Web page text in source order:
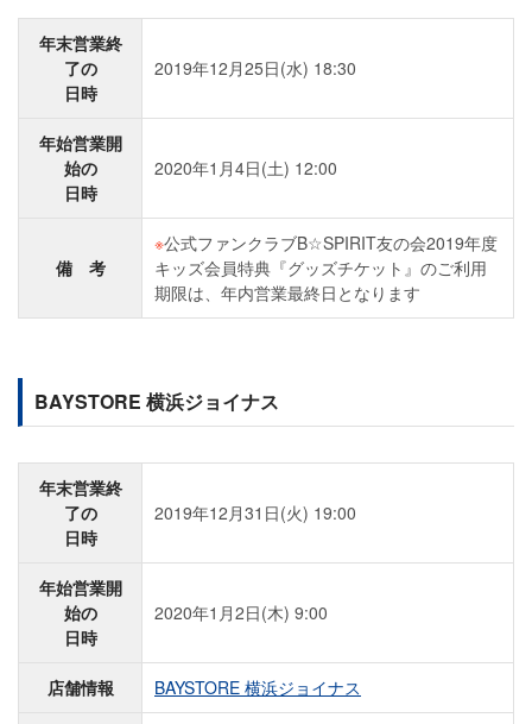
年末営業終
了の
日時
2019年12月25日(水) 18:30
年始営業開
始の
日時
2020年1月4日(土) 12:00
備 考
※公式ファンクラブB☆SPIRIT友の会2019年度
キッズ会員特典『グッズチケット』のご利用
期限は、年内営業最終日となります
BAYSTORE 横浜ジョイナス
年末営業終
了の
日時
2019年12月31日(火) 19:00
年始営業開
始の
日時
2020年1月2日(木) 9:00
店舗情報 BAYSTORE 横浜ジョイナス